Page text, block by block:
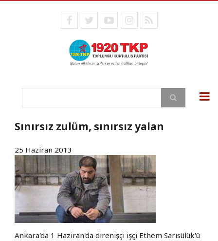
facebooktwitteryoutubeinstagram
RSS
Ara
Sınırsız zulüm, sınırsız yalan
25 Haziran 2013
Ankara'da 1 Haziran'da direnişçi işçi Ethem Sarısülük'ü